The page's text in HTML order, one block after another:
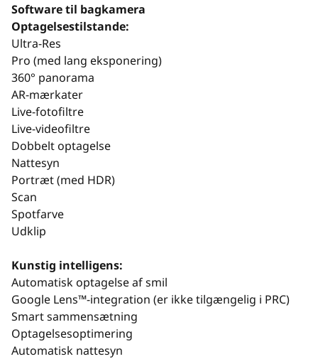
Software til bagkamera
Optagelsestilstande:
Ultra-Res
Pro (med lang eksponering)
360° panorama
AR-mærkater
Live-fotofiltre
Live-videofiltre
Dobbelt optagelse
Nattesyn
Portræt (med HDR)
Scan
Spotfarve
Udklip
Kunstig intelligens:
Automatisk optagelse af smil
Google Lens™-integration (er ikke tilgængelig i PRC)
Smart sammensætning
Optagelsesoptimering
Automatisk nattesyn